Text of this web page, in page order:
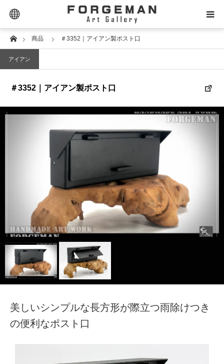
Home商品 ＃3352｜アイアン製ポスト口
アイアン
＃3352｜アイアン製ポスト口
美しいシンプルな長方形が際立つ雨除けつき
の便利なポスト口
SELECTOR｜セレクター
PRODUCT｜商品タイプ
STYLE｜スタイル
DESIGN｜デザイン名
MATERIAL｜素材別
CONTACT｜お問合せ
TECH｜技術サイト